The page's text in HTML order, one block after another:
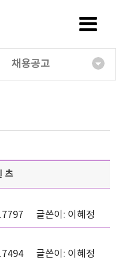
채용공고
츠
글쓴이: 이혜정
글쓴이: 이혜정